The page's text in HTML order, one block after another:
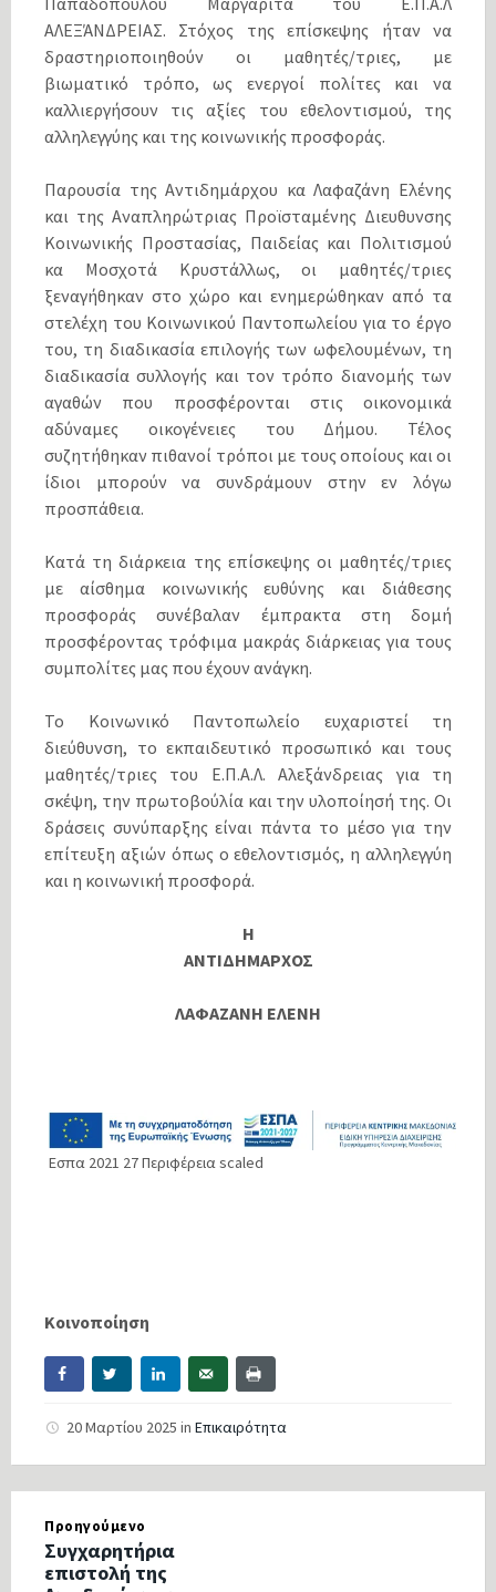
ΑΛΕΞΆΝΔΡΕΙΑΣ. Στόχος της επίσκεψης ήταν να
δραστηριοποιηθούν οι μαθητές/τριες, με
βιωματικό τρόπο, ως ενεργοί πολίτες και να
καλλιεργήσουν τις αξίες του εθελοντισμού, της
αλληλεγγύης και της κοινωνικής προσφοράς.
Παρουσία της Αντιδημάρχου κα Λαφαζάνη Ελένης
και της Αναπληρώτριας Προϊσταμένης Διευθυνσης
Κοινωνικής Προστασίας, Παιδείας και Πολιτισμού
κα Μοσχοτά Κρυστάλλως, οι μαθητές/τριες
ξεναγήθηκαν στο χώρο και ενημερώθηκαν από τα
στελέχη του Κοινωνικού Παντοπωλείου για το έργο
του, τη διαδικασία επιλογής των ωφελουμένων, τη
διαδικασία συλλογής και τον τρόπο διανομής των
αγαθών που προσφέρονται στις οικονομικά
αδύναμες οικογένειες του Δήμου. Τέλος
συζητήθηκαν πιθανοί τρόποι με τους οποίους και οι
ίδιοι μπορούν να συνδράμουν στην εν λόγω
προσπάθεια.
Κατά τη διάρκεια της επίσκεψης οι μαθητές/τριες
με αίσθημα κοινωνικής ευθύνης και διάθεσης
προσφοράς συνέβαλαν έμπρακτα στη δομή
προσφέροντας τρόφιμα μακράς διάρκειας για τους
συμπολίτες μας που έχουν ανάγκη.
Το Κοινωνικό Παντοπωλείο ευχαριστεί τη
διεύθυνση, το εκπαιδευτικό προσωπικό και τους
μαθητές/τριες του Ε.Π.Α.Λ. Αλεξάνδρειας για τη
σκέψη, την πρωτοβούλία και την υλοποίησή της. Οι
δράσεις συνύπαρξης είναι πάντα το μέσο για την
επίτευξη αξιών όπως ο εθελοντισμός, η αλληλεγγύη
και η κοινωνική προσφορά.
Η
ΑΝΤΙΔΗΜΑΡΧΟΣ
ΛΑΦΑΖΑΝΗ ΕΛΕΝΗ
Εσπα 2021 27 Περιφέρεια scaled
Κοινοποίηση
20 Μαρτίου 2025 in Επικαιρότητα
Προηγούμενο
Συγχαρητήρια
επιστολή της